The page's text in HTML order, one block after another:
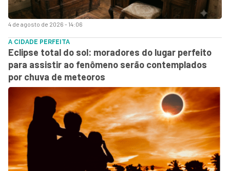
4 de agosto de 2026 - 14:06
A CIDADE PERFEITA
Eclipse total do sol: moradores do lugar perfeito
para assistir ao fenômeno serão contemplados
por chuva de meteoros